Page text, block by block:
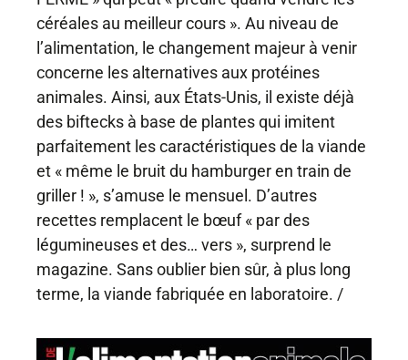
céréales au meilleur cours ». Au niveau de
l’alimentation, le changement majeur à venir
concerne les alternatives aux protéines
animales. Ainsi, aux États-Unis, il existe déjà
des biftecks à base de plantes qui imitent
parfaitement les caractéristiques de la viande
et « même le bruit du hamburger en train de
griller ! », s’amuse le mensuel. D’autres
recettes remplacent le bœuf « par des
légumineuses et des… vers », surprend le
magazine. Sans oublier bien sûr, à plus long
terme, la viande fabriquée en laboratoire. /